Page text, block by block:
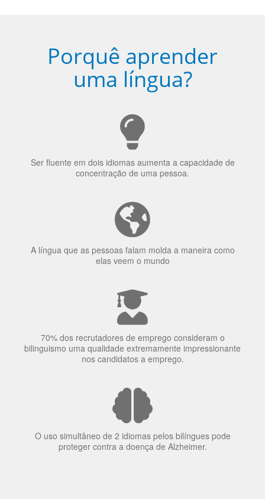
Porquê aprender
uma língua?
Ser fluente em dois idiomas aumenta a capacidade de
A língua que as pessoas falam molda a maneira como
70% dos recrutadores de emprego consideram o
bilinguismo uma qualidade extremamente impressionante
O uso simultâneo de 2 idiomas pelos bilíngues pode